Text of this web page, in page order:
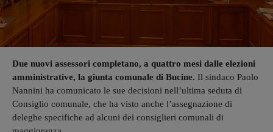
Due nuovi assessori completano, a quattro mesi dalle elezioni
amministrative, la giunta comunale di Bucine. Il sindaco Paolo
Nannini ha comunicato le sue decisioni nell’ultima seduta di
Consiglio comunale, che ha visto anche l’assegnazione di
deleghe specifiche ad alcuni dei consiglieri comunali di